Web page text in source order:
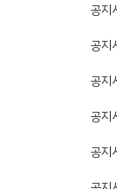
공지
공지
공지
공지
공지